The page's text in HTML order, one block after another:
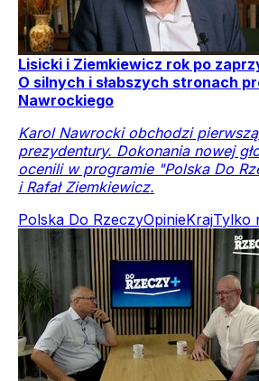
Lisicki i Ziemkiewicz rok po
O silnych i słabszych stronach
Nawrockiego
Karol Nawrocki obchodzi
prezydentury. Dokonania nowej
ocenili w programie "Polska Do
i Rafał Ziemkiewicz.
Polska Do RzeczyOpinieKrajTylko